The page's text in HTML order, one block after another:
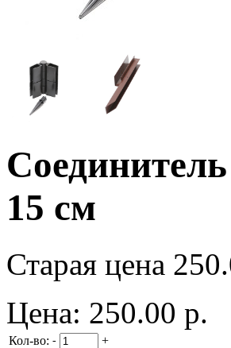
15 см
Старая цена
Цена: 250.00 р.
Кол-во: - +